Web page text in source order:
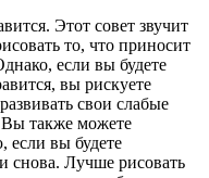
Этот совет звучит
то, что приносит
если вы будете
вы рискуете
свои слабые
Вы также можете
если вы будете
снова. Лучше рисовать